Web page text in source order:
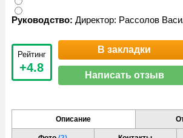
Руководство: Директор: Рассолов
Рейтинг
+4.8
В закладки
Написать отзыв
Описание